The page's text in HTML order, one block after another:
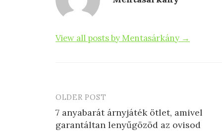
k
View all posts by Mentasárkány →
Post
navigation
OLDER POST
7 anyabarát árnyjáték ötlet, amivel
garantáltan lenyűgözöd az ovisod